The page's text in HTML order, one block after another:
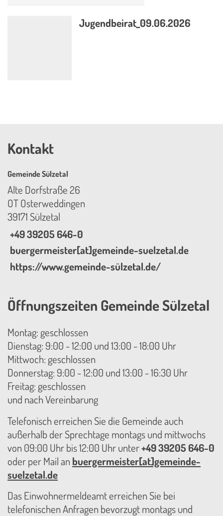
Jugendbeirat_09.06.2026
Kontakt
Gemeinde Sülzetal
Alte Dorfstraße 26
OT Osterweddingen
39171 Sülzetal
+49 39205 646-0
buergermeister[at]gemeinde-suelzetal.de
https://www.gemeinde-sülzetal.de/
Öffnungszeiten Gemeinde Sülzetal
Montag: geschlossen
Dienstag: 9:00 - 12:00 und 13:00 - 18:00 Uhr
Mittwoch: geschlossen
Donnerstag: 9:00 - 12:00 und 13:00 - 16:30 Uhr
Freitag: geschlossen
und nach Vereinbarung
Telefonisch erreichen Sie die Gemeinde auch
außerhalb der Sprechtage montags und mittwochs
von 09:00 Uhr bis 12:00 Uhr unter+49 39205 646-0
oder per Mail an buergermeister[at]gemeinde-
suelzetal.de
Das Einwohnermeldeamt erreichen Sie bei
telefonischen Anfragen bevorzugt montags und